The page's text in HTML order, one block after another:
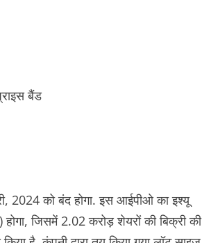
2024 को बंद होगा. इस आईपीओ का इश्यू
जिसमें 2.02 करोड़ शेयरों की बिक्री की